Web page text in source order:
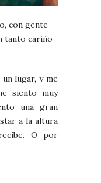
con gente
tanto cariño
lugar, y me
siento muy
una gran
a la altura
O por